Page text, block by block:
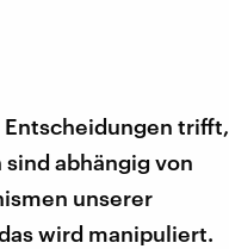
Entscheidungen trifft,
abhängig von
unserer
wird manipuliert.